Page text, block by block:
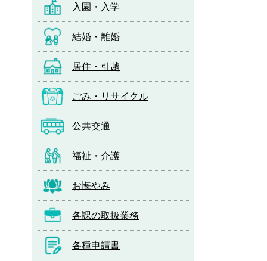
入園・入学
結婚・離婚
居住・引越
ごみ・リサイクル
公共交通
福祉・介護
お悔やみ
各課の取扱業務
各種申請書